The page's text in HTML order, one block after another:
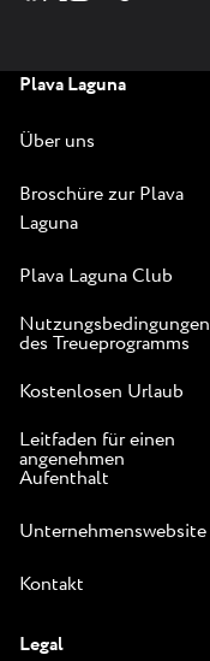
Plava Laguna
Über uns
Broschüre zur Plava
Laguna
Plava Laguna Club
Nutzungsbedingungen
des Treueprogramms
Kostenlosen Urlaub
Leitfaden für einen
angenehmen
Aufenthalt
Unternehmenswebsite
Kontakt
Legal